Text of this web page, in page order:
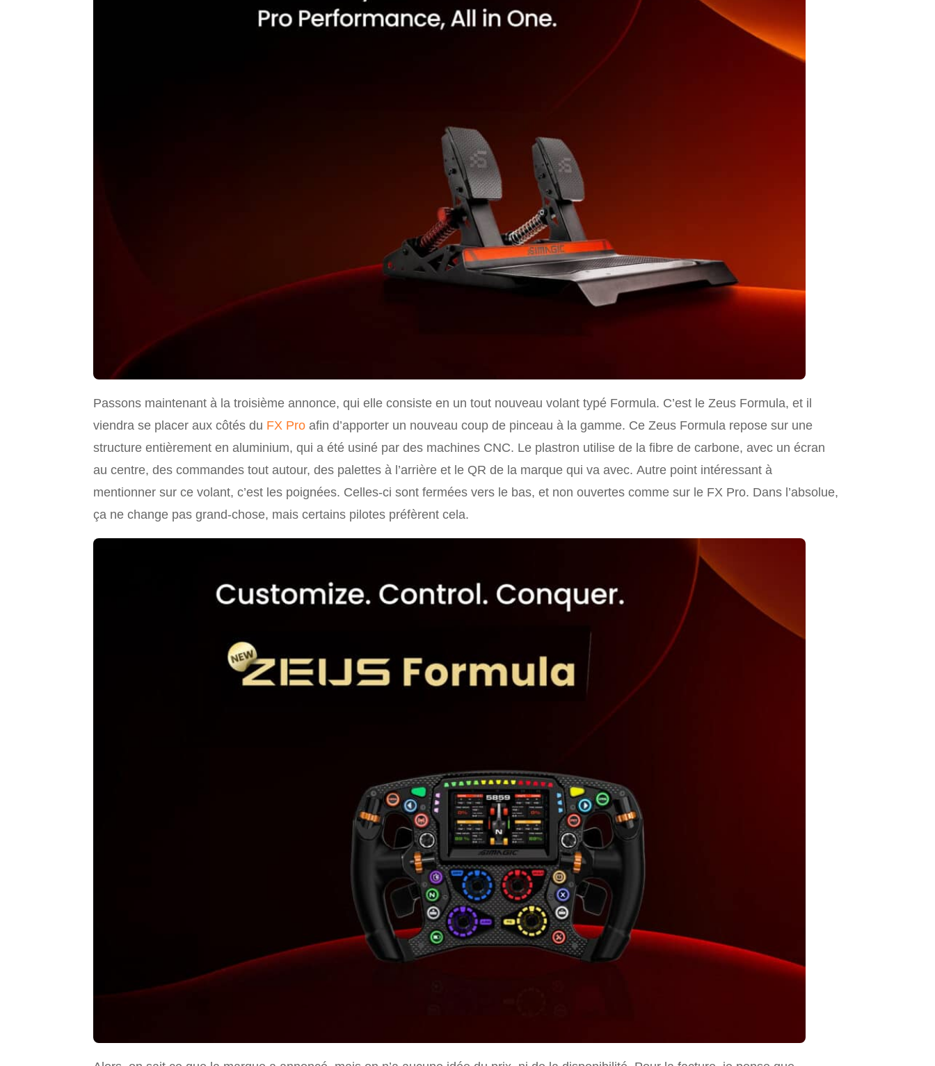
Passons maintenant à la troisième annonce, qui elle consiste en un tout nouveau volant typé Formula. C’est le Zeus Formula, et il
viendra se placer aux côtés du FX Pro afin d’apporter un nouveau coup de pinceau à la gamme. Ce Zeus Formula repose sur une
structure entièrement en aluminium, qui a été usiné par des machines CNC. Le plastron utilise de la fibre de carbone, avec un écran
au centre, des commandes tout autour, des palettes à l’arrière et le QR de la marque qui va avec. Autre point intéressant à
mentionner sur ce volant, c’est les poignées. Celles-ci sont fermées vers le bas, et non ouvertes comme sur le FX Pro. Dans l’absolue,
ça ne change pas grand-chose, mais certains pilotes préfèrent cela.